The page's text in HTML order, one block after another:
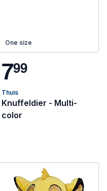
One size
799
Thuis
Knuffeldier - Multi-
color